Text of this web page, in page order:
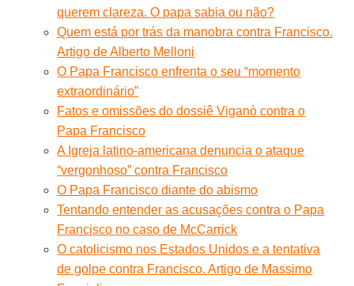
querem clareza. O papa sabia ou não?
Quem está por trás da manobra contra Francisco.
Artigo de Alberto Melloni
O Papa Francisco enfrenta o seu “momento
extraordinário”
Fatos e omissões do dossiê Viganò contra o
Papa Francisco
A Igreja latino-americana denuncia o ataque
“vergonhoso” contra Francisco
O Papa Francisco diante do abismo
Tentando entender as acusações contra o Papa
Francisco no caso de McCarrick
O catolicismo nos Estados Unidos e a tentativa
de golpe contra Francisco. Artigo de Massimo